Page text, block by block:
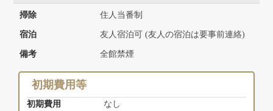
掃除 住人当番制
宿泊 友人宿泊可 (友人の宿泊は要事前連絡)
備考 全館禁煙
初期費用等
初期費用
なし